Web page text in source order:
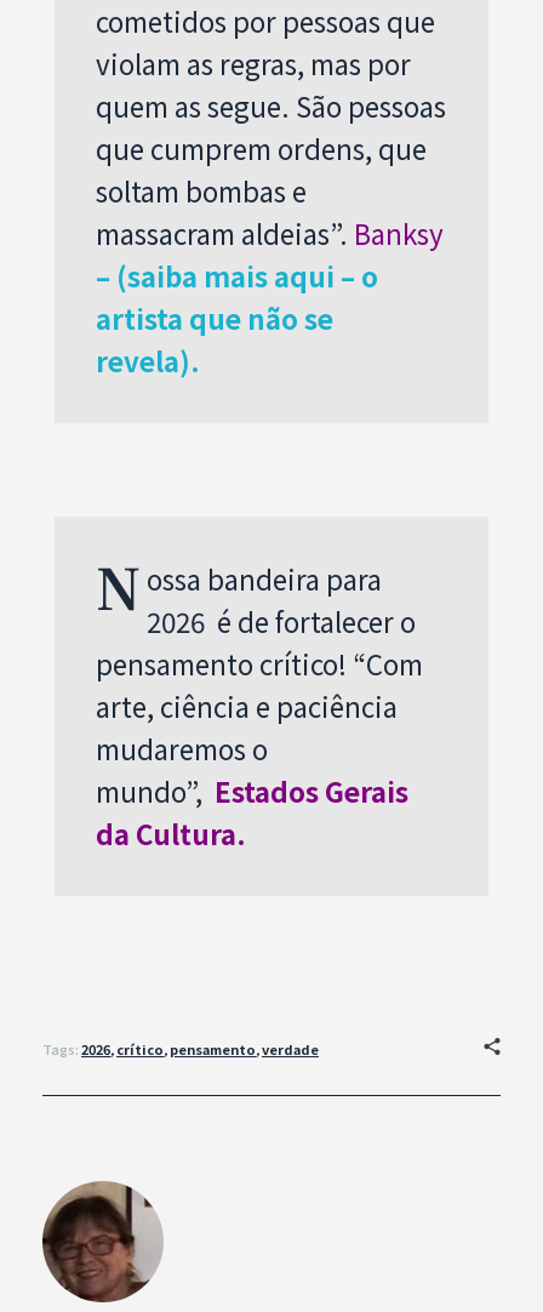
cometidos por pessoas que
violam as regras, mas por
quem as segue. São pessoas
que cumprem ordens, que
soltam bombas e
massacram aldeias”. Banksy
– (saiba mais aqui – o
artista que não se
revela).
N ossa bandeira para
2026 é de fortalecer o
pensamento crítico! “Com
arte, ciência e paciência
mudaremos o
mundo”, Estados Gerais
da Cultura.
Tags:2026,crítico,pensamento,verdade